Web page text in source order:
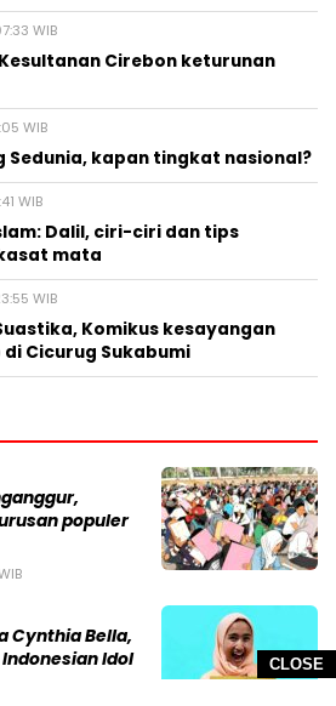
CLOSE
WIB
Cirebon keturunan
WIB
Sedunia, kapan tingkat nasional?
WIB
Dalil, ciri-ciri dan tips
mata
WIB
Komikus kesayangan
Cicurug Sukabumi
populer
Cynthia Bella,
Idol